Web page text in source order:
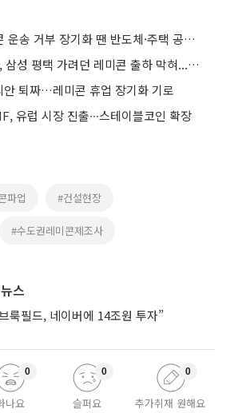
경제 6단체 “레미콘 운송 거부 장기화 땐 반도체·주택 공사 차질”
중소 레미콘사 2곳, 삼성 평택 가려던 레미콘 출하 막혀...파업 장기화 국면
안 퇴짜…레미콘 휴업 장기화 기로
유럽 시장 진출∙∙∙스테이블코인 확장
파업 #건설현장
#수도권레미콘제조사
스
룩필드, 네이버에 14조원 투자”
나요
0
슬퍼요
0
추가취재 원해요
0